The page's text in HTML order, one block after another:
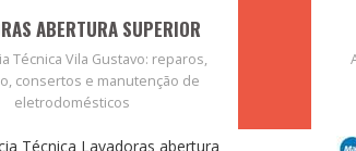
ABERTURA SUPERIOR
Técnica Vila Gustavo: reparos,
consertos e manutenção de
eletrodomésticos